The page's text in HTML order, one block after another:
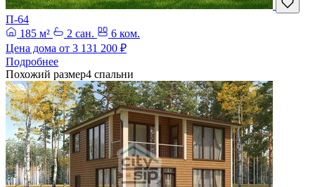
П-64
185 м²
2 сан.
6 ком.
Цена дома от 3 131 200 ₽
Подробнее
Похожий размер4 спальни